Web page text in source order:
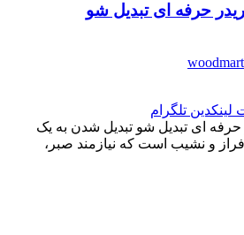
حرفه ای تبدیل شو
woodmart
لینکدین تلگرام
حرفه ای تبدیل شو تبدیل شدن به یک
و نشیب است که نیازمند صبر،